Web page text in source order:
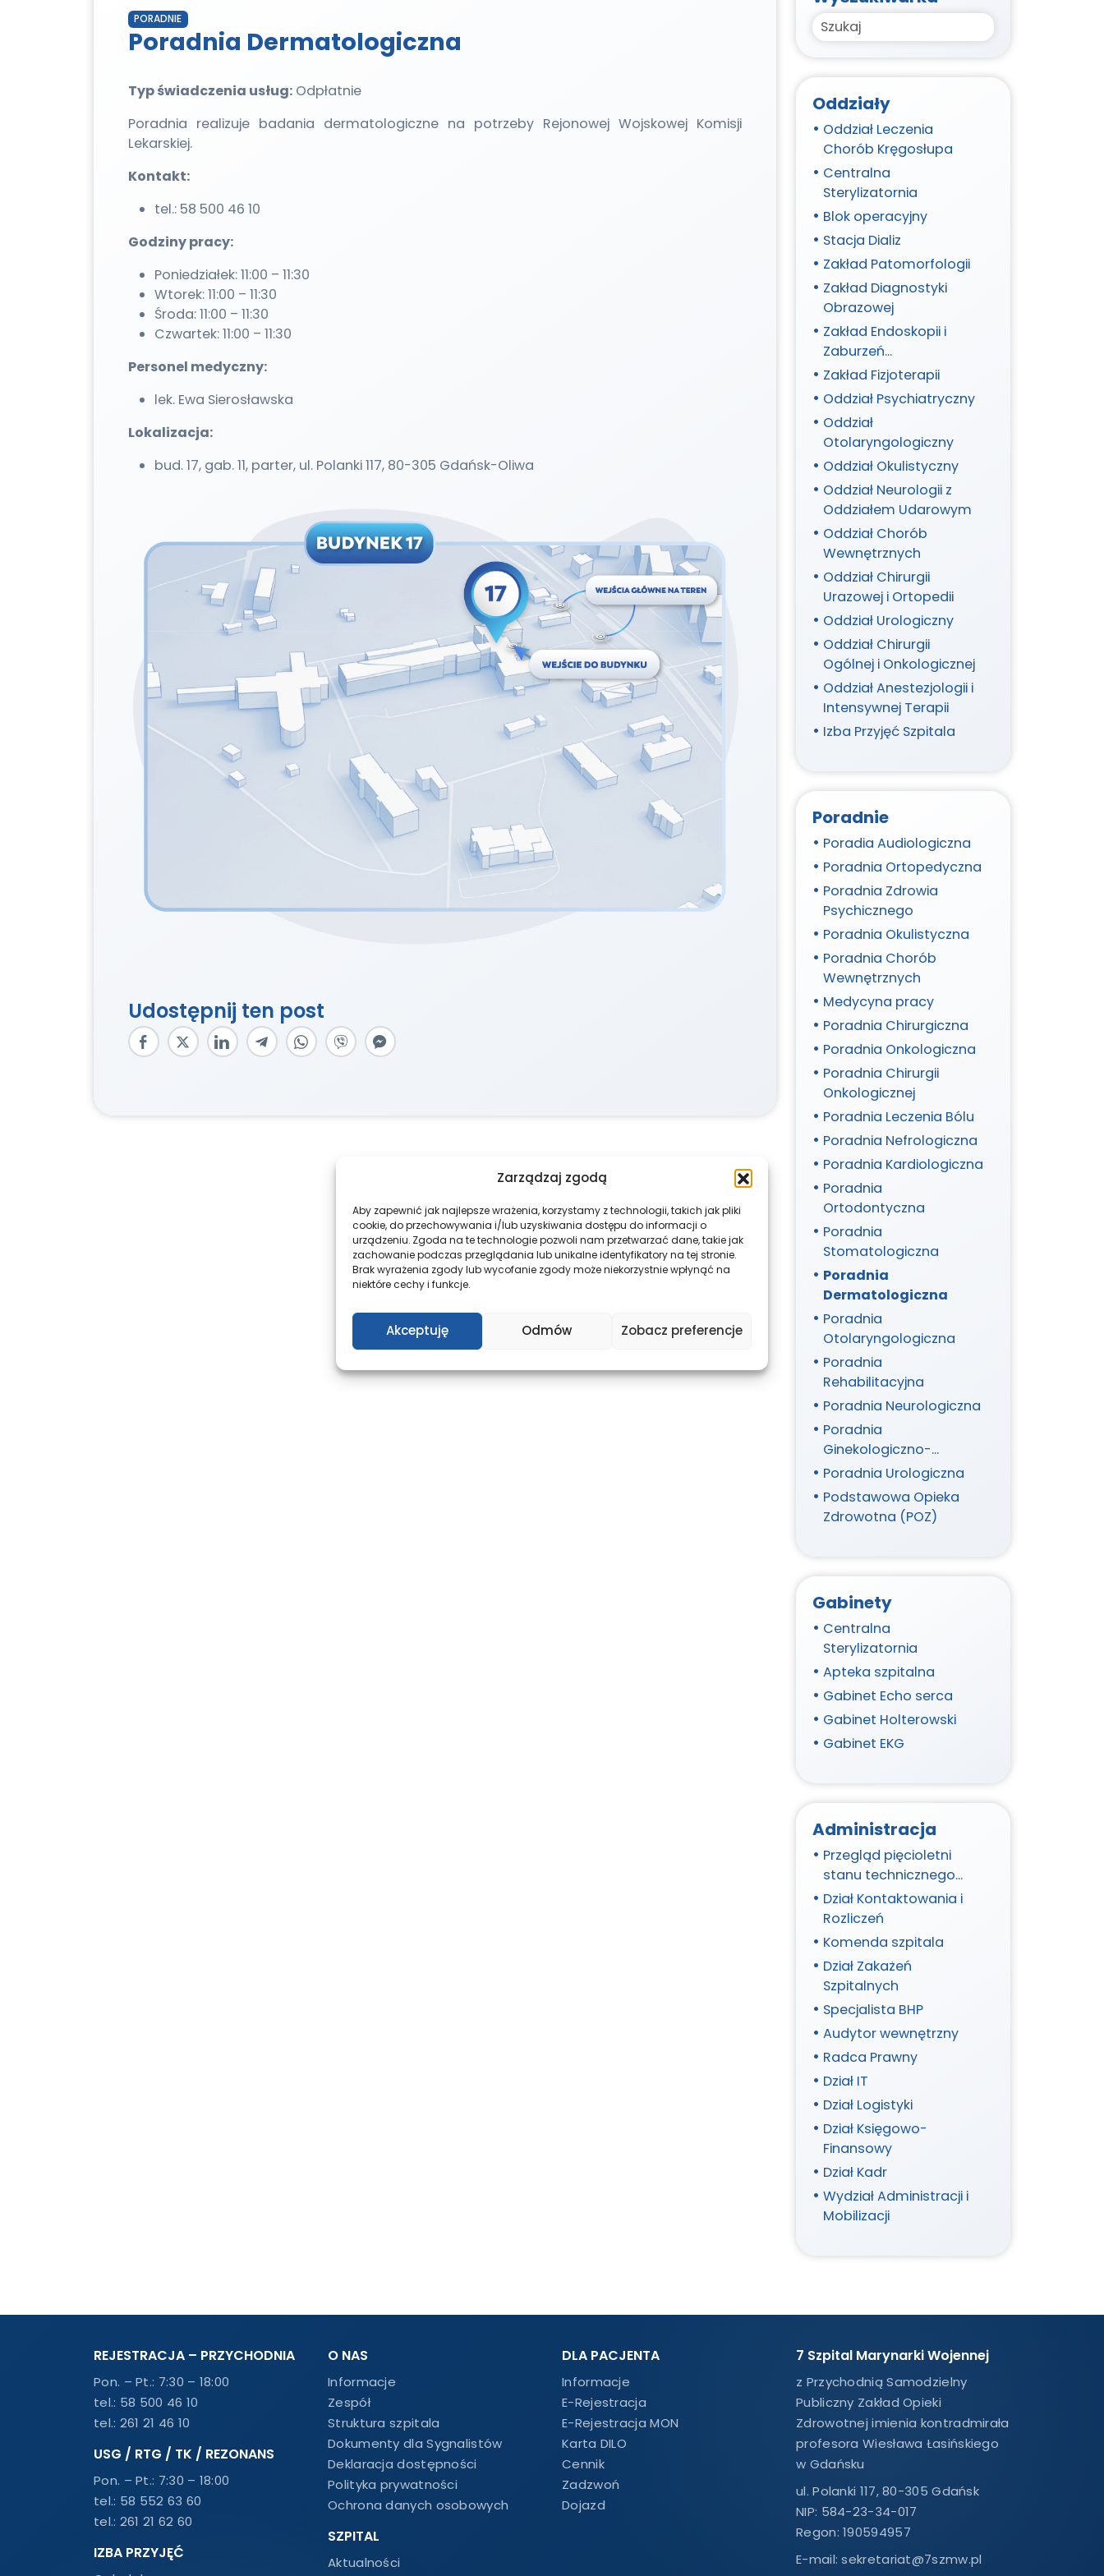
Zarządzaj zgodą
Aby zapewnić jak najlepsze wrażenia, korzystamy z technologii, takich jak pliki
cookie, do przechowywania i/lub uzyskiwania dostępu do informacji o
urządzeniu. Zgoda na te technologie pozwoli nam przetwarzać dane, takie jak
zachowanie podczas przeglądania lub unikalne identyfikatory na tej stronie.
Brak wyrażenia zgody lub wycofanie zgody może niekorzystnie wpłynąć na
niektóre cechy i funkcje.
Akceptuję Odmów Zobacz preferencje
PORADNIE
Poradnia Dermatologiczna
Typ świadczenia usług:Odpłatnie
Poradnia realizuje badania dermatologiczne na potrzeby Rejonowej Wojskowej Komisji
Lekarskiej.
Kontakt:
tel.: 58 500 46 10
Godziny pracy:
Poniedziałek: 11:00 – 11:30
Wtorek: 11:00 – 11:30
Środa: 11:00 – 11:30
Czwartek: 11:00 – 11:30
Personel medyczny:
lek. Ewa Sierosławska
Lokalizacja:
bud. 17, gab. 11, parter, ul. Polanki 117, 80-305 Gdańsk-Oliwa
Udostępnij ten post
Search
Oddziały
Oddział Leczenia
Chorób Kręgosłupa
Centralna
Sterylizatornia
Blok operacyjny
Stacja Dializ
Zakład Patomorfologii
Zakład Diagnostyki
Obrazowej
Zakład Endoskopii i
Zaburzeń
Metabolicznych
Zakład Fizjoterapii
Oddział Psychiatryczny
Oddział
Otolaryngologiczny
Oddział Okulistyczny
Oddział Neurologii z
Oddziałem Udarowym
Oddział Chorób
Wewnętrznych
Oddział Chirurgii
Urazowej i Ortopedii
Oddział Urologiczny
Oddział Chirurgii
Ogólnej i Onkologicznej
Oddział Anestezjologii i
Intensywnej Terapii
Izba Przyjęć Szpitala
Poradnie
Poradia Audiologiczna
Poradnia Ortopedyczna
Poradnia Zdrowia
Psychicznego
Poradnia Okulistyczna
Poradnia Chorób
Wewnętrznych
Medycyna pracy
Poradnia Chirurgiczna
Poradnia Onkologiczna
Poradnia Chirurgii
Onkologicznej
Poradnia Leczenia Bólu
Poradnia Nefrologiczna
Poradnia Kardiologiczna
Poradnia
Ortodontyczna
Poradnia
Stomatologiczna
Poradnia
Dermatologiczna
Poradnia
Otolaryngologiczna
Poradnia
Rehabilitacyjna
Poradnia Neurologiczna
Poradnia
Ginekologiczno-
Położnicza
Poradnia Urologiczna
Podstawowa Opieka
Zdrowotna (POZ)
Gabinety
Centralna
Sterylizatornia
Apteka szpitalna
Gabinet Echo serca
Gabinet Holterowski
Gabinet EKG
Administracja
Przegląd pięcioletni
stanu technicznego
budynków/budowli i
jego otoczenia oraz
instalacji elektrycznej i
piorunochronowej
(POSTĘPOWANIE
398/2026/R do wniosku
305/2026/R)
Dział Kontaktowania i
Rozliczeń
Komenda szpitala
Dział Zakażeń
Szpitalnych
Specjalista BHP
Audytor wewnętrzny
Radca Prawny
Dział IT
Dział Logistyki
Dział Księgowo-
Finansowy
Dział Kadr
Wydział Administracji i
Mobilizacji
REJESTRACJA – PRZYCHODNIA
Pon. – Pt.: 7:30 – 18:00
tel.: 58 500 46 10
tel.: 261 21 46 10
USG / RTG / TK / REZONANS
Pon. – Pt.: 7:30 – 18:00
tel.: 58 552 63 60
tel.: 261 21 62 60
IZBA PRZYJĘĆ
O NAS
Informacje
Zespół
Struktura szpitala
Dokumenty dla Sygnalistów
Deklaracja dostępności
Polityka prywatności
Ochrona danych osobowych
SZPITAL
Aktualności
DLA PACJENTA
Informacje
E-Rejestracja
E-Rejestracja MON
Karta DILO
Cennik
Zadzwoń
Dojazd
7 Szpital Marynarki Wojennej
z Przychodnią Samodzielny
Publiczny Zakład Opieki
Zdrowotnej imienia kontradmirała
profesora Wiesława Łasińskiego
w Gdańsku
ul. Polanki 117, 80-305 Gdańsk
NIP: 584-23-34-017
Regon: 190594957
E-mail:sekretariat@7szmw.pl